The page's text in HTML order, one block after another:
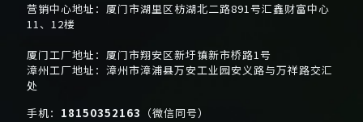
营销中心地址：厦门市湖里区枋湖北二路891号汇鑫财富中心
11、12楼
厦门工厂地址：厦门市翔安区新圩镇新市桥路1号
漳州工厂地址：漳州市漳浦县万安工业园安义路与万祥路交汇
处
手机： 18150352163 （微信同号）